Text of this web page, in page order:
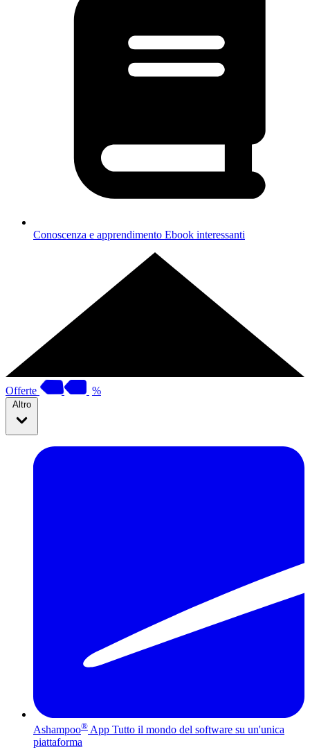
Conoscenza e apprendimento Ebook interessanti
Offerte %
Altro
Ashampoo® App Tutto il mondo del software su un'unica
piattaforma